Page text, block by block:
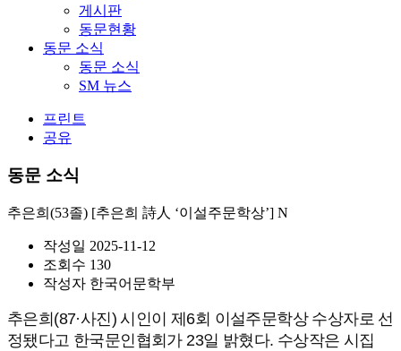
게시판
동문현황
동문 소식
동문 소식
SM 뉴스
프린트
공유
동문 소식
추은희(53졸) [추은희 詩人 ‘이설주문학상’] N
작성일 2025-11-12
조회수 130
작성자 한국어문학부
추은희(87·사진) 시인이 제6회 이설주문학상 수상자로 선
정됐다고 한국문인협회가 23일 밝혔다. 수상작은 시집